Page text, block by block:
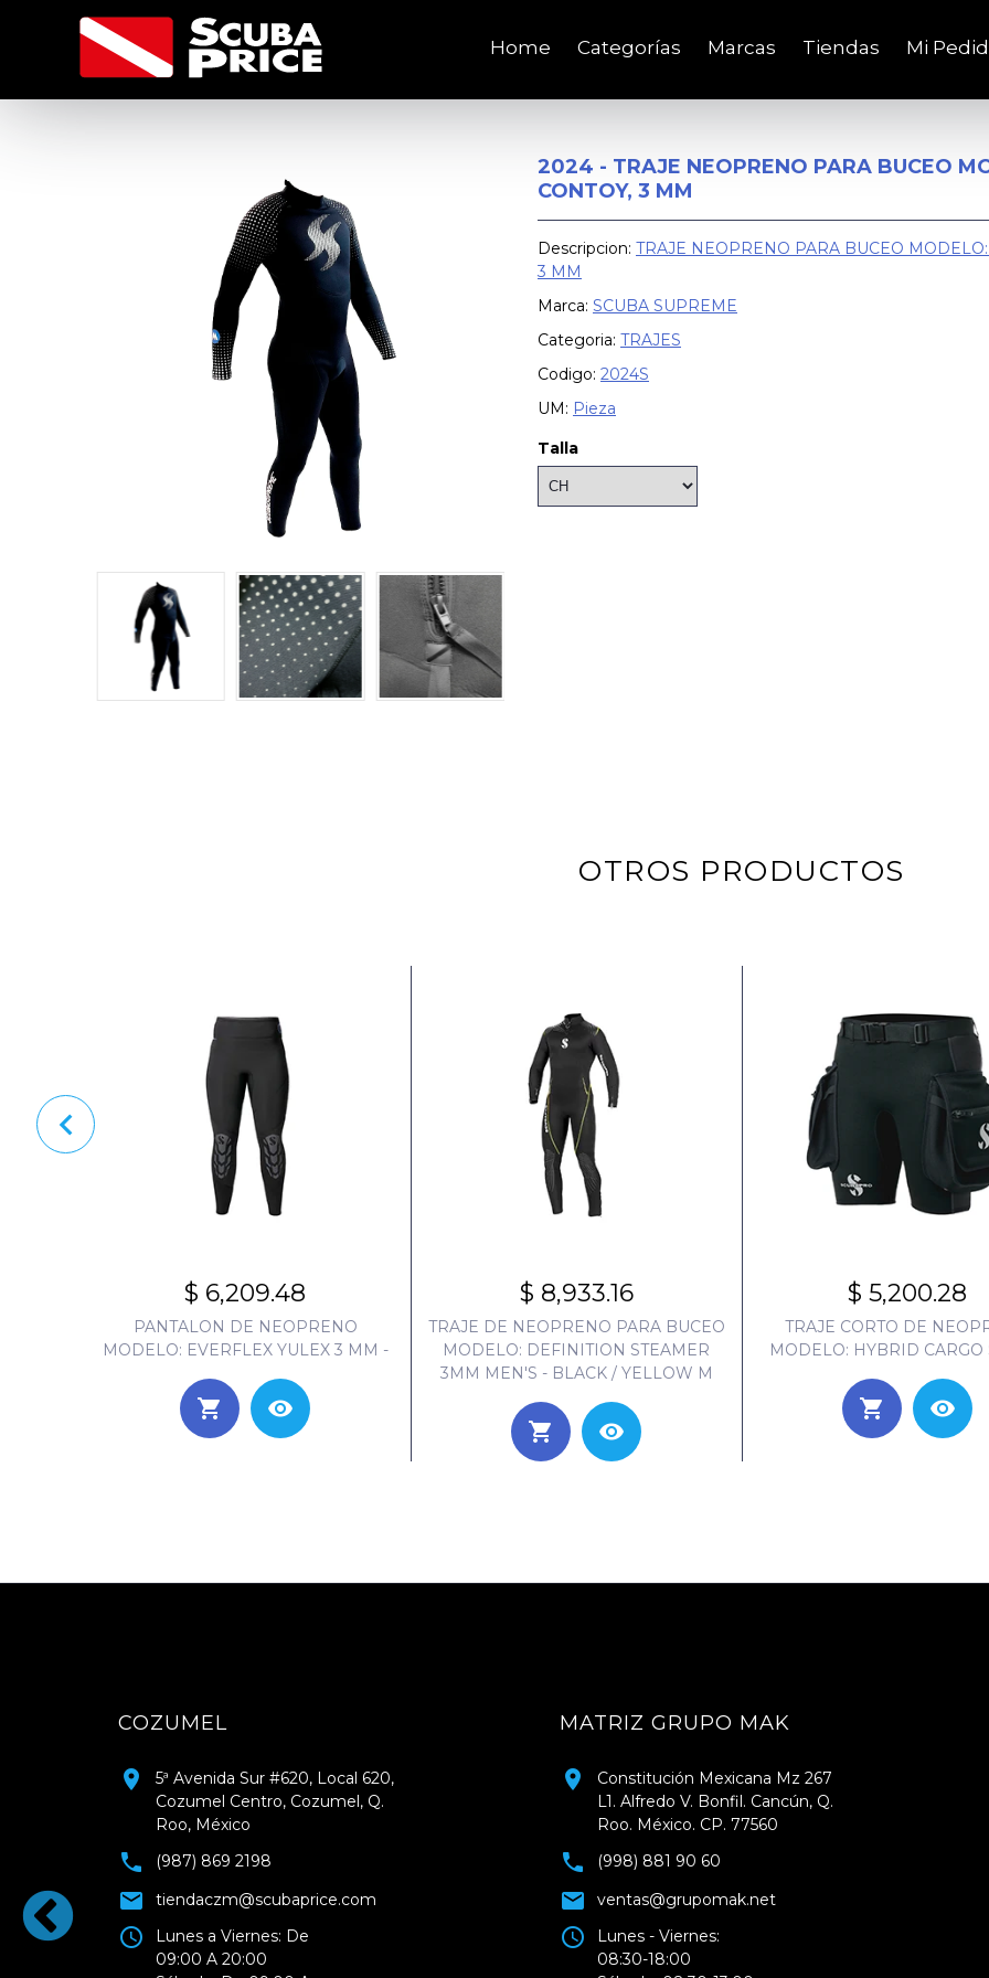
Home Categorías Marcas Tiendas Mi
2024 - TRAJE NEOPRENO PARA BUCEO
CONTOY, 3 MM
Descripcion: TRAJE NEOPRENO PARA BUCEO MODELO:
3 MM
Marca: SCUBA SUPREME
Categoria: TRAJES
Codigo: 2024S
UM: Pieza
Talla
OTROS PRODUCTOS
$ 6,209.48
PANTALON DE NEOPRENO
MODELO: EVERFLEX YULEX 3 MM -
$ 8,933.16
TRAJE DE NEOPRENO PARA BUCEO
MODELO: DEFINITION STEAMER
3MM MEN'S - BLACK / YELLOW M
$ 5,200.28
TRAJE CORTO DE
MODELO: HYBRID CARGO
COZUMEL
5ª Avenida Sur #620, Local 620,
Cozumel Centro, Cozumel, Q.
Roo, México
(987) 869 2198
tiendaczm@scubaprice.com
Lunes a Viernes: De
09:00 A 20:00
MATRIZ GRUPO MAK
Constitución Mexicana Mz 267
L1. Alfredo V. Bonfil. Cancún, Q.
Roo. México. CP. 77560
(998) 881 90 60
ventas@grupomak.net
Lunes - Viernes:
08:30-18:00